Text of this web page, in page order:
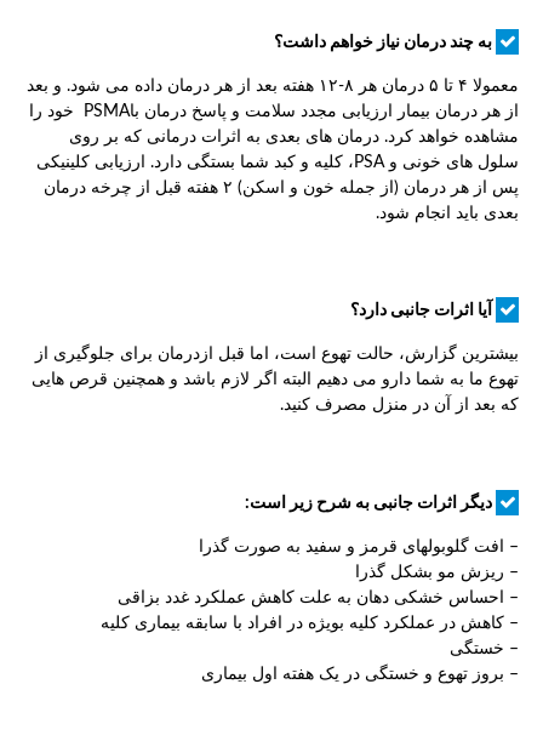
به چند درمان نیاز خواهم داشت؟
معمولا ۴ تا ۵ درمان هر ۸-۱۲ هفته بعد از هر درمان داده می شود. و بعد
از هر درمان بیمار ارزیابی مجدد سلامت و پاسخ درمان باPSMA خود را
مشاهده خواهد کرد. درمان های بعدی به اثرات درمانی که بر روی
سلول های خونی و PSA، کلیه و کبد شما بستگی دارد. ارزیابی کلینیکی
پس از هر درمان (از جمله خون و اسکن) ۲ هفته قبل از چرخه درمان
بعدی باید انجام شود.
آیا اثرات جانبی دارد؟
بیشترین گزارش، حالت تهوع است، اما قبل ازدرمان برای جلوگیری از
تهوع ما به شما دارو می دهیم البته اگر لازم باشد و همچنین قرص هایی
که بعد از آن در منزل مصرف کنید.
دیگر اثرات جانبی به شرح زیر است:
– افت گلوبولهای قرمز و سفید به صورت گذرا
– ریزش مو بشکل گذرا
– احساس خشکی دهان به علت کاهش عملکرد غدد بزاقی
– کاهش در عملکرد کلیه بویژه در افراد با سابقه بیماری کلیه
– خستگی
– بروز تهوع و خستگی در یک هفته اول بیماری